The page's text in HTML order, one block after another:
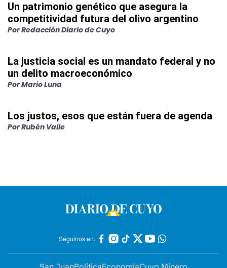
Un patrimonio genético que asegura la
competitividad futura del olivo argentino
PorRedacción Diario de Cuyo
La justicia social es un mandato federal y no
un delito macroeconómico
PorMario Luna
Los justos, esos que están fuera de agenda
PorRubén Valle
Seguinos en: